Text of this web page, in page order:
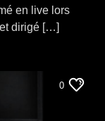
en live lors
dirigé […]
0